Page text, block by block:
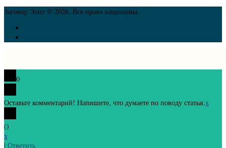
Заговор Элит © 2026. Все права защищены.
0
Оставьте комментарий! Напишите, что думаете по поводу статьи.x
()
x
| Ответить